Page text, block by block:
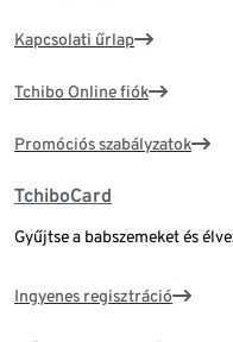
Kapcsolati űrlap
Tchibo Online fiók
Promóciós szabályzatok
TchiboCard
Gyűjtse a babszemeket és
Ingyenes regisztráció